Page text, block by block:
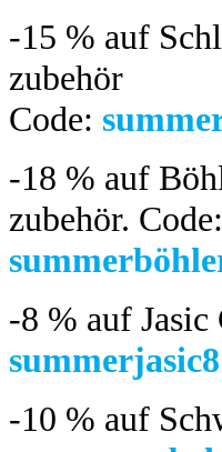
-15 % auf
zubehör
Code:
-18 % auf
zubehör. Code:
-8 % auf Jasic
summerjasic8
-10 % auf